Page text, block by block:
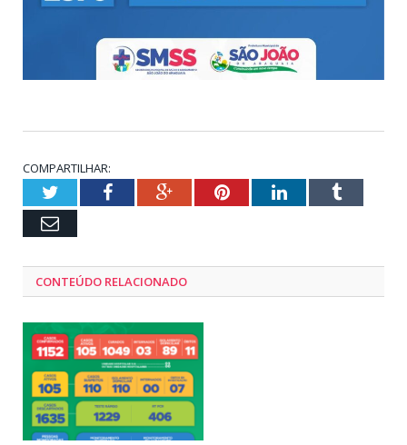
COMPARTILHAR:
TwitterFacebookGoogle+PinterestLinkedInTumblr
Email
CONTEÚDO RELACIONADO